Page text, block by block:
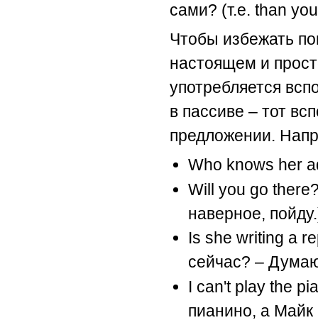
сами? (т.е. than
Чтобы избежать
настоящем и
употребляется
в пассиве – тот
предложении.
Who knows her
Will you go
наверное,
Is she writing a
сейчас? –
I can't play the
пианино, а Майк